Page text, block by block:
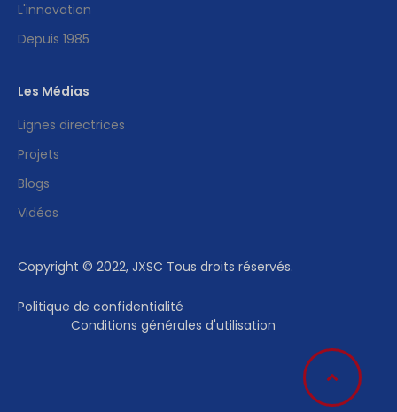
L'innovation
Depuis 1985
Les Médias
Lignes directrices
Projets
Blogs
Vidéos
Copyright © 2022, JXSC Tous droits réservés.
Politique de confidentialité
Conditions générales d'utilisation